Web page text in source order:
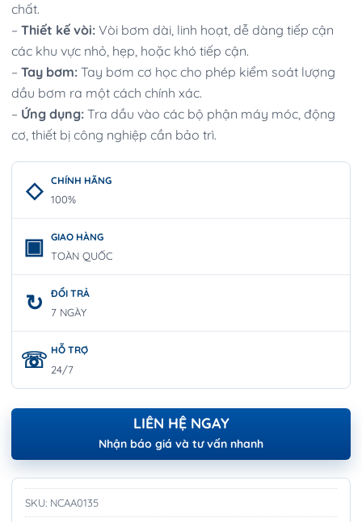
chất.
– Thiết kế vòi: Vòi bơm dài, linh hoạt, dễ dàng tiếp cận
các khu vực nhỏ, hẹp, hoặc khó tiếp cận.
– Tay bơm: Tay bơm cơ học cho phép kiểm soát lượng
dầu bơm ra một cách chính xác.
– Ứng dụng: Tra dầu vào các bộ phận máy móc, động
cơ, thiết bị công nghiệp cần bảo trì.
CHÍNH HÃNG
100%
GIAO HÀNG
TOÀN QUỐC
ĐỔI TRẢ
7 NGÀY
HỖ TRỢ
24/7
LIÊN HỆ NGAY
Nhận báo giá và tư vấn nhanh
SKU: NCAA0135